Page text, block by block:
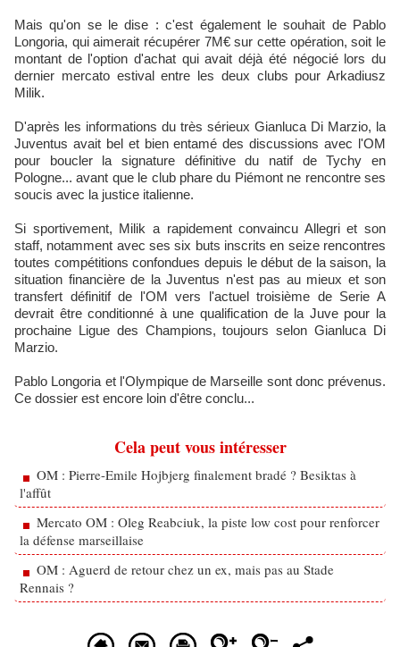
Mais qu'on se le dise : c'est également le souhait de Pablo
Longoria, qui aimerait récupérer 7M€ sur cette opération, soit le
montant de l'option d'achat qui avait déjà été négocié lors du
dernier mercato estival entre les deux clubs pour Arkadiusz
Milik.
D'après les informations du très sérieux Gianluca Di Marzio, la
Juventus avait bel et bien entamé des discussions avec l'OM
pour boucler la signature définitive du natif de Tychy en
Pologne... avant que le club phare du Piémont ne rencontre ses
soucis avec la justice italienne.
Si sportivement, Milik a rapidement convaincu Allegri et son
staff, notamment avec ses six buts inscrits en seize rencontres
toutes compétitions confondues depuis le début de la saison, la
situation financière de la Juventus n'est pas au mieux et son
transfert définitif de l'OM vers l'actuel troisième de Serie A
devrait être conditionné à une qualification de la Juve pour la
prochaine Ligue des Champions, toujours selon Gianluca Di
Marzio.
Pablo Longoria et l'Olympique de Marseille sont donc prévenus.
Ce dossier est encore loin d'être conclu...
Cela peut vous intéresser
OM : Pierre-Emile Hojbjerg finalement bradé ? Besiktas à
l'affût
Mercato OM : Oleg Reabciuk, la piste low cost pour renforcer
la défense marseillaise
OM : Aguerd de retour chez un ex, mais pas au Stade
Rennais ?